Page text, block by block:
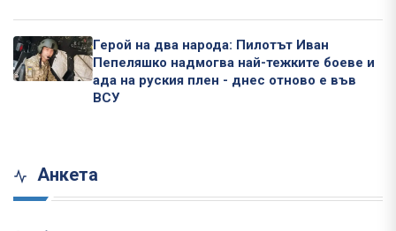
Герой на два народа: Пилотът Иван
Пепеляшко надмогва най-тежките боеве и
ада на руския плен - днес отново е във
ВСУ
Анкета